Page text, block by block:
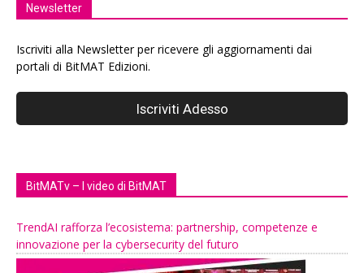
Newsletter
Iscriviti alla Newsletter per ricevere gli aggiornamenti dai
portali di BitMAT Edizioni.
BitMATv – I video di BitMAT
TrendAI rafforza l’ecosistema: partnership, competenze e
innovazione per la cybersecurity del futuro